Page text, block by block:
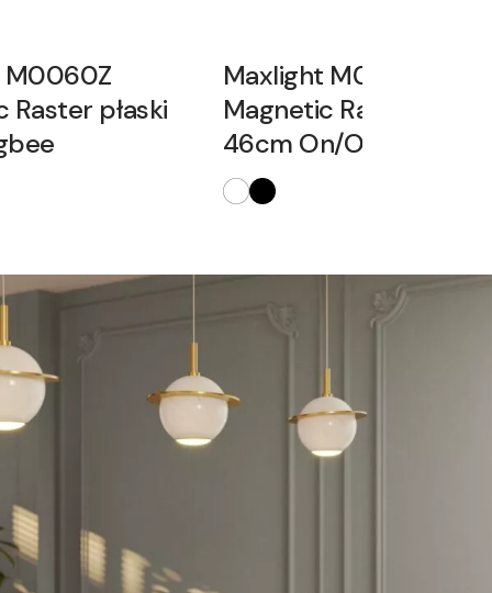
M0060Z
Raster płaski
Maxlight M0060N
Magnetic Raster płaski
46cm On/Off